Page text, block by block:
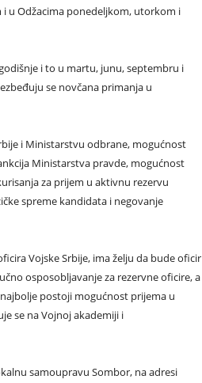
u Odžacima ponedeljkom, utorkom i
i to u martu, junu, septembru i
se novčana primanja u
i Ministarstvu odbrane, mogućnost
Ministarstva pravde, mogućnost
za prijem u aktivnu rezervu
spreme kandidata i negovanje
Vojske Srbije, ima želju da bude oficir
osposobljavanje za rezervne oficire, a
postoji mogućnost prijema u
se na Vojnoj akademiji i
samoupravu Sombor, na adresi